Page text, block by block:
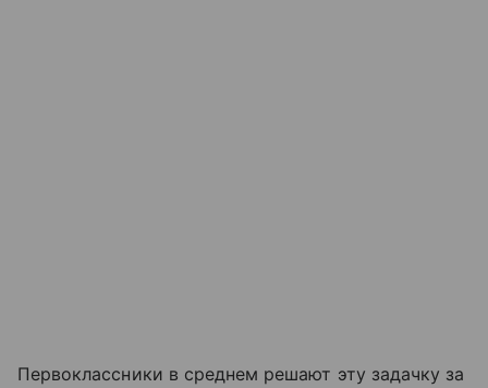
Первоклассники в среднем решают эту задачку за